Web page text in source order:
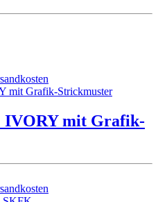
IVORY mit Grafik-